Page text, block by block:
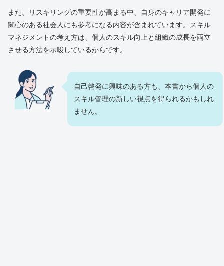
また、リスキリングの重要性が高まる中、自身のキャリア開発に
関心のある社会人にも参考になる内容が含まれています。スキル
マネジメントの考え方は、個人のスキル向上と組織の成長を両立
させる方法を示唆しているからです。
自己啓発に興味のある方も、本書から個人の
スキル管理の新しい視点を得られるかもしれ
ません。